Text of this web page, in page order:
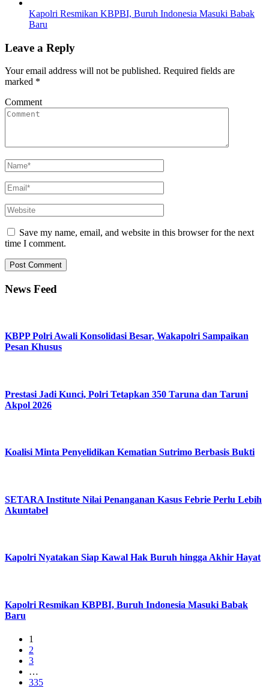
Kapolri Resmikan KBPBI, Buruh Indonesia Masuki Babak
Baru
Leave a Reply
Your email address will not be published. Required fields are
marked *
Comment
Save my name, email, and website in this browser for the next
time I comment.
News Feed
KBPP Polri Awali Konsolidasi Besar, Wakapolri Sampaikan
Pesan Khusus
Prestasi Jadi Kunci, Polri Tetapkan 350 Taruna dan Taruni
Akpol 2026
Koalisi Minta Penyelidikan Kematian Sutrimo Berbasis Bukti
SETARA Institute Nilai Penanganan Kasus Febrie Perlu Lebih
Akuntabel
Kapolri Nyatakan Siap Kawal Hak Buruh hingga Akhir Hayat
Kapolri Resmikan KBPBI, Buruh Indonesia Masuki Babak
Baru
1
2
3
…
335